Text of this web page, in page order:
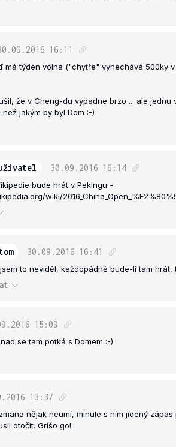
16:11
má týden volna ("chytře" vynechává 500ky
že v Cheng-du vypadne brzo ... ale jednu
jakým by byl Dom :-)
uživatel 30.09.2016 16:14
bude hrát v Pekingu -
wiki/
30.09.2016 16:41
to neviděl, každopádně bude-li tam hrát,
15:09
se tam potká s Domem :-)
13:37
nějak neumí, minule s ním jidený
otočit. Gríšo go!